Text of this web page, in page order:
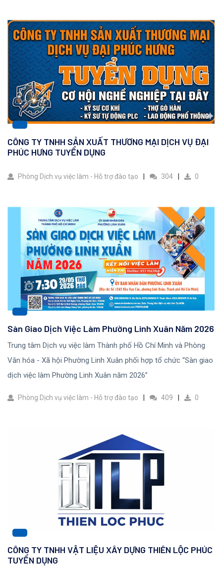
CÔNG TY TNHH SẢN XUẤT THƯƠNG MẠI DỊCH VỤ ĐẠI
PHÚC HƯNG TUYỂN DỤNG
Phòng Dịch vụ việc làm - Hỗ trợ đào tạo 304 0
Sàn Giao Dịch Việc Làm Phường Linh Xuân Năm 2026
Trung tâm Dịch vụ việc làm Thành phố Hồ Chí Minh và Phòng
Văn hóa - Xã hội Phường Linh Xuân phối hợp tổ chức “Sàn giao
dịch việc làm Phường Linh Xuân năm 2026”
Phòng Dịch vụ việc làm - Hỗ trợ đào tạo 409 0
CÔNG TY TNHH VẬT LIỆU XÂY DỰNG THIÊN LỘC PHÚC
TUYỂN DỤNG